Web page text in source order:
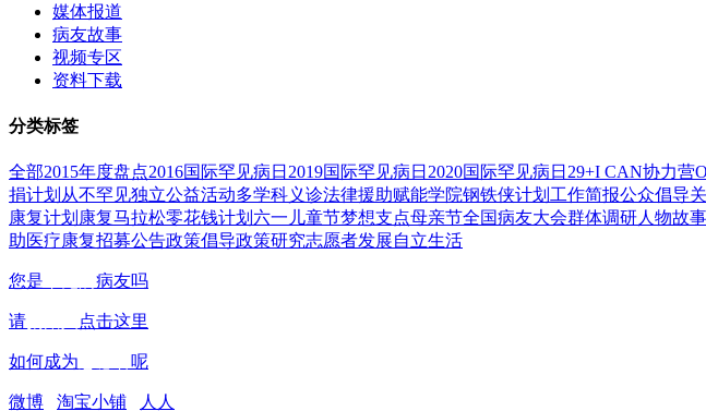
媒体报道
病友故事
视频专区
资料下载
分类标签
全部2015年度盘点2016国际罕见病日 2019国际罕见病日 2020国际罕见病日 29+I CAN协力营
捐计划 从不罕见独立公益活动多学科义诊法律援助赋能学院钢铁侠计划 工作简报公众倡导
康复计划 康复马拉松零花钱计划 六一儿童节梦想支点母亲节全国病友大会群体调研人物故事
助医疗康复招募公告政策倡导政策研究志愿者发展自立生活
您是 病友吗
请 点击这里
如何成为 呢
微博 淘宝小铺 人人